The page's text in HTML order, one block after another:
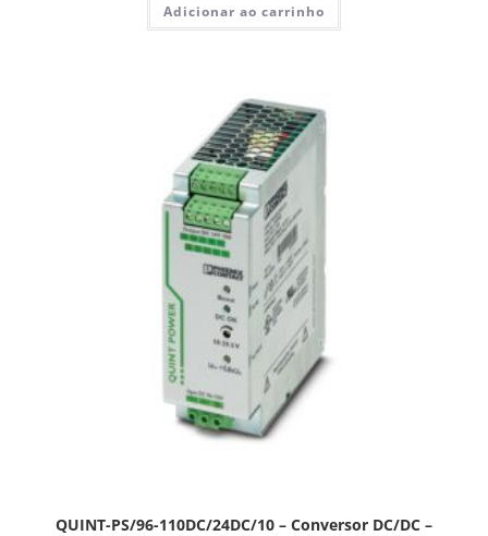
Adicionar ao carrinho
QUINT-PS/96-110DC/24DC/10 – Conversor DC/DC –